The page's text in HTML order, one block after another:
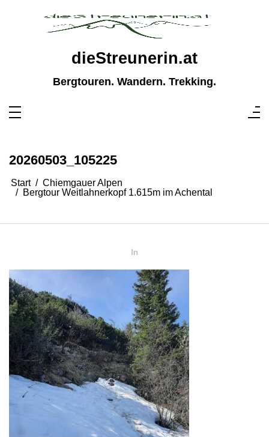
dieStreunerin.at
Bergtouren. Wandern. Trekking.
20260503_105225
Start
Chiemgauer Alpen
Bergtour Weitlahnerkopf 1.615m im Achental
In